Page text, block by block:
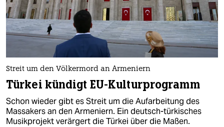
Streit um den Völkermord an Armeniern
Türkei kündigt EU-Kulturprogramm
Schon wieder gibt es Streit um die Aufarbeitung des
Massakers an den Armeniern. Ein deutsch-türkisches
Musikprojekt verärgert die Türkei über die Maßen.